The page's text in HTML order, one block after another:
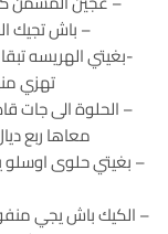
– باش تجيك
-بغيتي الهريسه
تهزي
– الحلوة الى جات
معاها ربع
– بغيتي حلوى اوسلو
– الكيك باش يجي